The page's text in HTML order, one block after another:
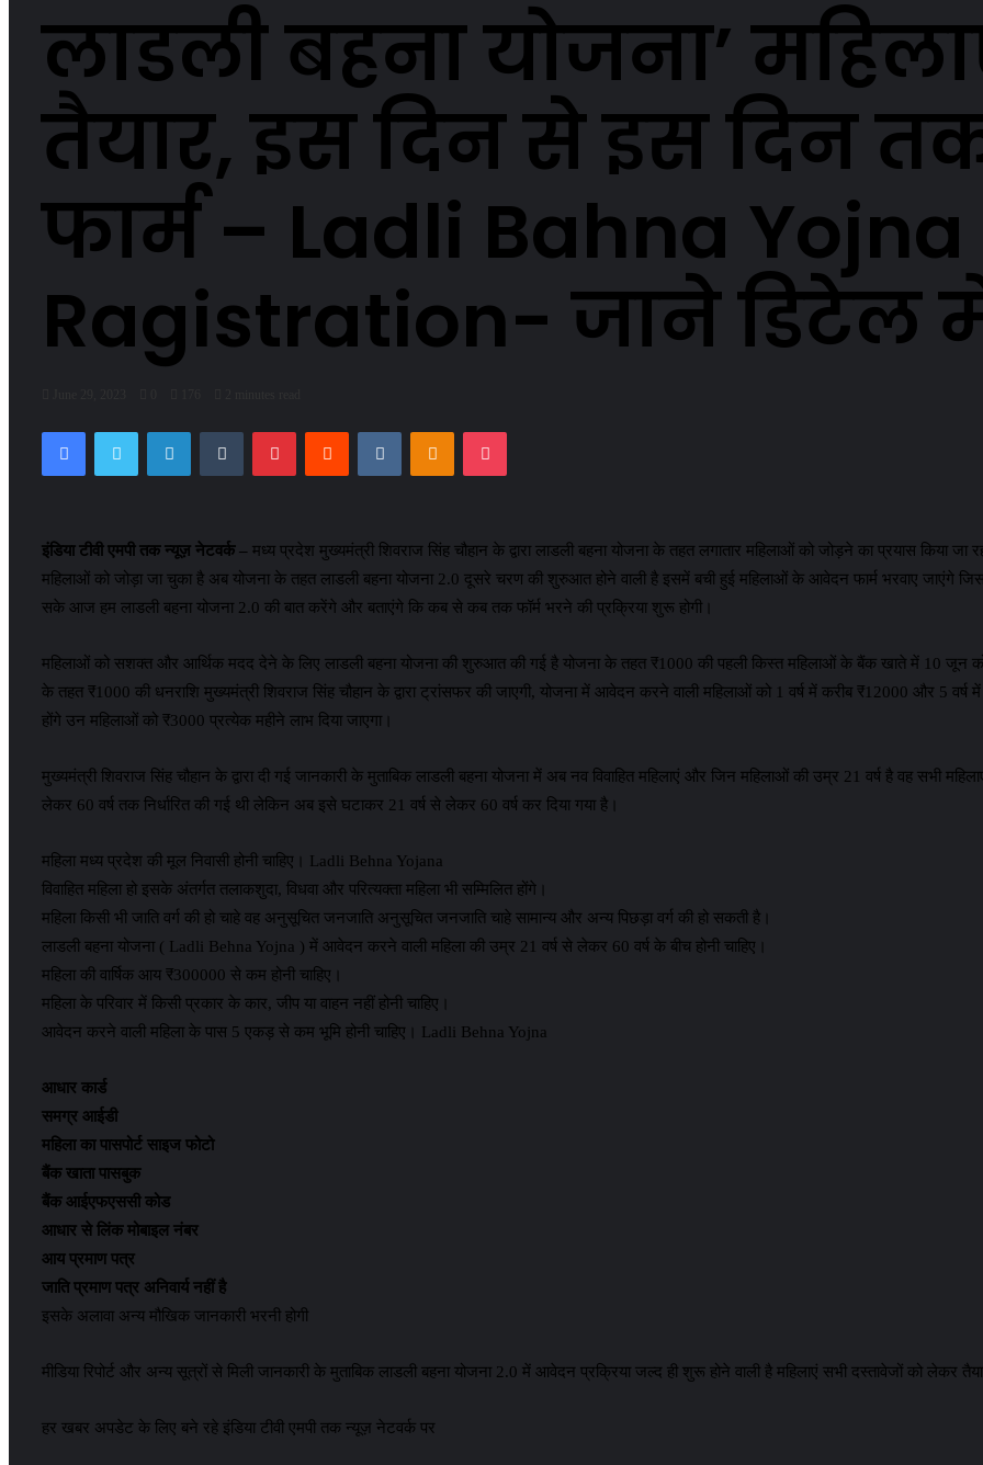
लाडली बहना योजना’
तैयार, इस दिन से इस दिन
फार्म – Ladli Bahna Yojna
Ragistration- जाने डिटेल
FacebookTwitterLinkedInTumblrPinterestReddit VKontakteOdnoklassniki
Pocket
इंडिया टीवी एमपी तक न्यूज़ नेटवर्क – मध्य प्रदेश मुख्यमंत्री शिवराज सिंह चौहान के द्वारा लाडली बहना योजना के तहत लगातार महिलाओं को जोड़ने का प्रयास किया
महिलाओं को जोड़ा जा चुका है अब योजना के तहत लाडली बहना योजना 2.0 दूसरे चरण की शुरुआत होने वाली है इसमें बची हुई महिलाओं के आवेदन फार्म भरवाए जाएंगे
सके आज हम लाडली बहना योजना 2.0 की बात करेंगे और बताएंगे कि कब से कब तक फॉर्म भरने की प्रक्रिया शुरू होगी।
महिलाओं को सशक्त और आर्थिक मदद देने के लिए लाडली बहना योजना की शुरुआत की गई है योजना के तहत ₹1000 की पहली किस्त महिलाओं के बैंक खाते में 10 जून को
के तहत ₹1000 की धनराशि मुख्यमंत्री शिवराज सिंह चौहान के द्वारा ट्रांसफर की जाएगी, योजना में आवेदन करने वाली महिलाओं को 1 वर्ष में करीब ₹12000 और 5 वर्ष
होंगे उन महिलाओं को ₹3000 प्रत्येक महीने लाभ दिया जाएगा।
मुख्यमंत्री शिवराज सिंह चौहान के द्वारा दी गई जानकारी के मुताबिक लाडली बहना योजना में अब नव विवाहित महिलाएं और जिन महिलाओं की उम्र 21 वर्ष है वह सभी
लेकर 60 वर्ष तक निर्धारित की गई थी लेकिन अब इसे घटाकर 21 वर्ष से लेकर 60 वर्ष कर दिया गया है।
महिला मध्य प्रदेश की मूल निवासी होनी चाहिए। Ladli Behna Yojana
विवाहित महिला हो इसके अंतर्गत तलाकशुदा, विधवा और परित्यक्ता महिला भी सम्मिलित होंगे।
महिला किसी भी जाति वर्ग की हो चाहे वह अनुसूचित जनजाति अनुसूचित जनजाति चाहे सामान्य और अन्य पिछड़ा वर्ग की हो सकती है।
लाडली बहना योजना ( Ladli Behna Yojna ) में आवेदन करने वाली महिला की उम्र 21 वर्ष से लेकर 60 वर्ष के बीच होनी चाहिए।
महिला की वार्षिक आय ₹300000 से कम होनी चाहिए।
महिला के परिवार में किसी प्रकार के कार, जीप या वाहन नहीं होनी चाहिए।
आवेदन करने वाली महिला के पास 5 एकड़ से कम भूमि होनी चाहिए। Ladli Behna Yojna
आधार कार्ड
समग्र आईडी
महिला का पासपोर्ट साइज फोटो
बैंक खाता पासबुक
बैंक आईएफएससी कोड
आधार से लिंक मोबाइल नंबर
आय प्रमाण पत्र
जाति प्रमाण पत्र अनिवार्य नहीं है
इसके अलावा अन्य मौखिक जानकारी भरनी होगी
मीडिया रिपोर्ट और अन्य सूत्रों से मिली जानकारी के मुताबिक लाडली बहना योजना 2.0 में आवेदन प्रक्रिया जल्द ही शुरू होने वाली है महिलाएं सभी दस्तावेजों को लेकर
हर खबर अपडेट के लिए बने रहे इंडिया टीवी एमपी तक न्यूज़ नेटवर्क पर